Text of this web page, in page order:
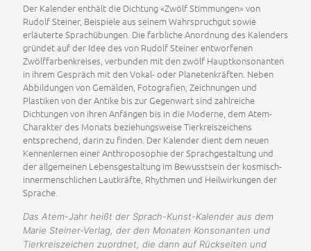
Der Kalender enthält die Dichtung «Zwölf Stimmungen» von
Rudolf Steiner, Beispiele aus seinem Wahrspruchgut sowie
erläuterte Sprachübungen. Die farbliche Anordnung des Kalenders
gründet auf der Idee des von Rudolf Steiner entworfenen
Zwölffarbenkreises, verbunden mit den zwölf Hauptkonsonanten
in ihrem Gespräch mit den Vokal- oder Planetenkräften. Neben
Abbildungen von Gemälden, Fotografien, Zeichnungen und
Plastiken von der Antike bis zur Gegenwart sind zahlreiche
Dichtungen von ihren Anfängen bis in die Moderne, dem Atem-
Charakter des Monats beziehungsweise Tierkreiszeichens
entsprechend, darin zu finden. Der Kalender dient dem neuen
Kennenlernen einer Anthroposophie der Sprachgestaltung und
der allgemeinen Lebensgestaltung im Bewusstsein der kosmisch-
innermenschlichen Lautkräfte, Rhythmen und Heilwirkungen der
Sprache.
Das Atem-Jahr heißt der Sprach-Kunst-Kalender aus dem
Marie Steiner-Verlag, der den Monaten Konsonanten und
Tierkreiszeichen zuordnet, die dann auf Rückseiten und